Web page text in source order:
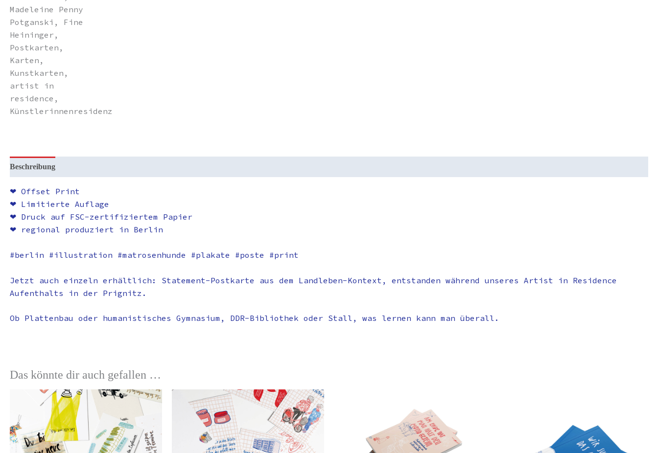
Beschreibung
❤︎ Offset Print
❤︎ Limitierte Auflage
❤︎ Druck auf FSC-zertifiziertem Papier
❤︎ regional produziert in Berlin
#berlin #illustration #matrosenhunde #plakate #poste #print
Jetzt auch einzeln erhältlich: Statement-Postkarte aus dem Landleben-Kontext, entstanden während unseres Artist in Residence
Aufenthalts in der Prignitz.
Ob Plattenbau oder humanistisches Gymnasium, DDR-Bibliothek oder Stall, was lernen kann man überall.
Das könnte dir auch gefallen …